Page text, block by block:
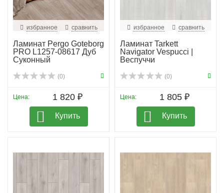
избранное сравнить
Ламинат Pergo Goteborg
PRO L1257-08617 Дуб
Суконный
(0)
Цена: 1 820 ₽
Купить
избранное сравнить
Ламинат Tarkett
Navigator Vespucci |
Веспуччи
(0)
Цена: 1 805 ₽
Купить